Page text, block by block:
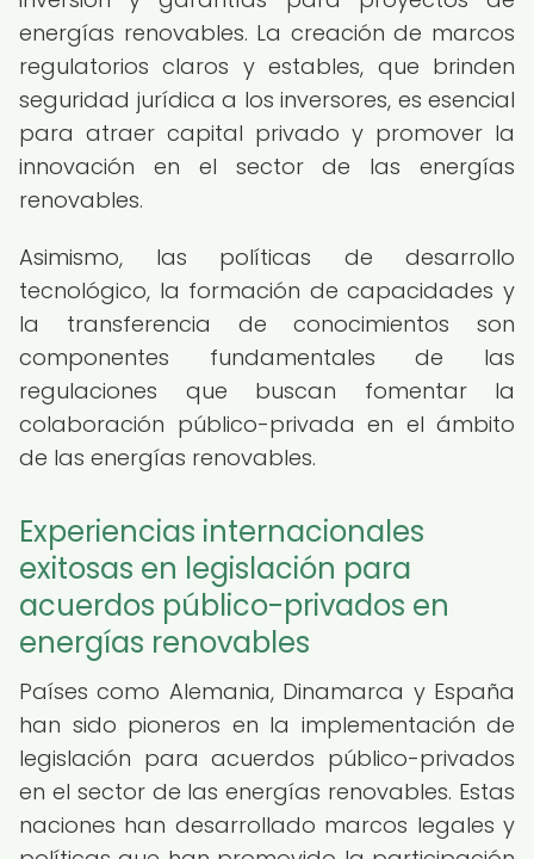
energías renovables. La creación de marcos
regulatorios claros y estables, que brinden
seguridad jurídica a los inversores, es esencial
para atraer capital privado y promover la
innovación en el sector de las energías
renovables.
Asimismo, las políticas de desarrollo
tecnológico, la formación de capacidades y
la transferencia de conocimientos son
componentes fundamentales de las
regulaciones que buscan fomentar la
colaboración público-privada en el ámbito
de las energías renovables.
Experiencias internacionales
exitosas en legislación para
acuerdos público-privados en
energías renovables
Países como Alemania, Dinamarca y España
han sido pioneros en la implementación de
legislación para acuerdos público-privados
en el sector de las energías renovables. Estas
naciones han desarrollado marcos legales y